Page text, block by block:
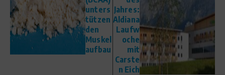
unters
tützen
den
Muskel
aufbau
Jahres:
Aldiana
Laufw
oche
mit
Carste
n Eich